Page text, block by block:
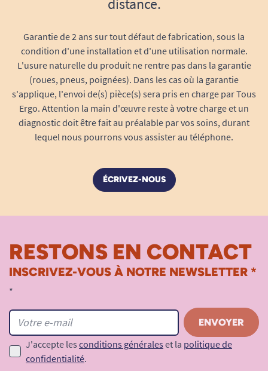
distance.
Garantie de 2 ans sur tout défaut de fabrication, sous la
condition d'une installation et d'une utilisation normale.
L'usure naturelle du produit ne rentre pas dans la garantie
(roues, pneus, poignées). Dans les cas où la garantie
s'applique, l'envoi de(s) pièce(s) sera pris en charge par Tous
Ergo. Attention la main d'œuvre reste à votre charge et un
diagnostic doit être fait au préalable par vos soins, durant
lequel nous pourrons vous assister au téléphone.
ÉCRIVEZ-NOUS
RESTONS EN CONTACT
INSCRIVEZ-VOUS À NOTRE NEWSLETTER *
*
J'accepte les conditions générales et la politique de
confidentialité.